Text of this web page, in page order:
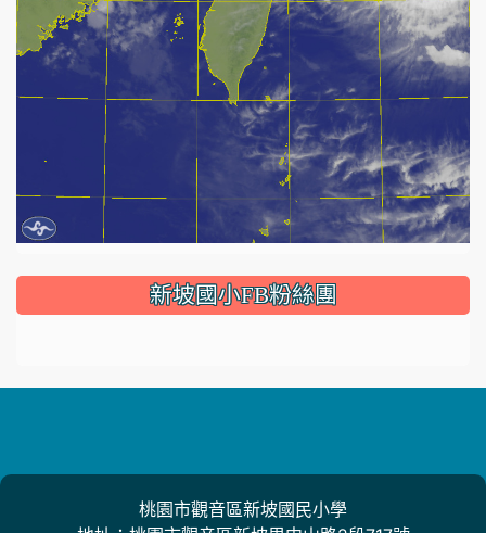
::: 新坡國小FB粉絲團
桃園市觀音區新坡國民小學